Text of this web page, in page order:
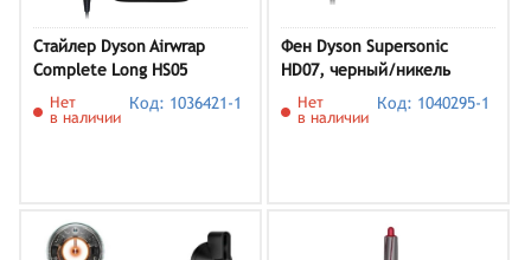
Стайлер Dyson Airwrap
Complete Long HS05
Strawberry (581840-01),
розовый
Нет
в наличии
Код: 1036421-1
Фен Dyson Supersonic
HD07, черный/никель
Нет
в наличии
Код: 1040295-1